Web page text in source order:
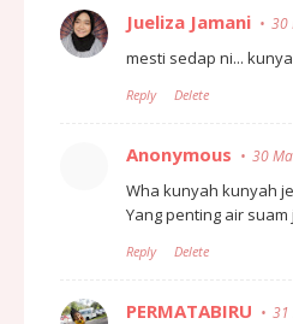
Jueliza Jamani 30
mesti sedap ni...
Reply Delete
Anonymous 30
Wha kunyah kunyah
Yang penting air
Reply Delete
PERMATABIRU 31